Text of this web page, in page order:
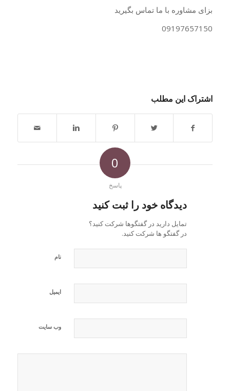
بزای مشاوره با ما تماس بگیرید
09197657150
اشتراک این مطلب
0
پاسخ
دیدگاه خود را ثبت کنید
تمایل دارید در گفتگوها شرکت کنید؟
در گفتگو ها شرکت کنید.
نام
ایمیل
وب‌ سایت